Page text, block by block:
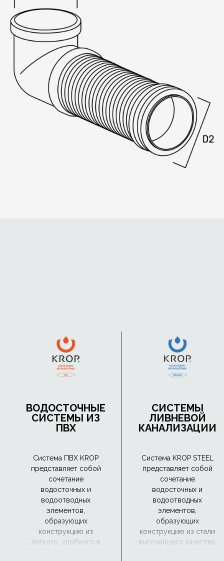
ВОДОСТОЧНЫЕ
СИСТЕМЫ ИЗ
ПВХ
Система ПВХ KROP
представляет собой
сочетание
водосточных и
водоотводных
элементов,
образующих
конструкцию из
легкого, удобного в
СИСТЕМЫ
ЛИВНЕВОЙ
КАНАЛИЗАЦИИ
Система KROP STEEL
представляет собой
сочетание
водосточных и
водоотводных
элементов,
образующих
конструкцию из стали
высочайшего качества,